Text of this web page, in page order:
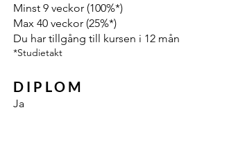
Minst 9 veckor (100%*)
Max 40 veckor (25%*)
Du har tillgång till kursen i 12 mån
*Studietakt
DIPLOM
Ja